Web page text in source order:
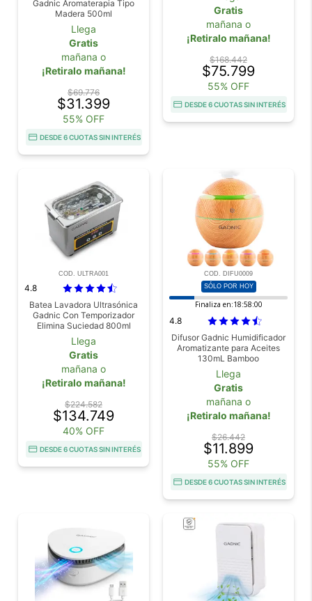
Gadnic Aromaterapia Tipo
Madera 500ml
Llega
Gratis
mañana o
¡Retiralo mañana!
$69.776
$31.399
55% OFF
DESDE 6 CUOTAS SIN INTERÉS
Gratis
mañana o
¡Retiralo mañana!
$168.442
$75.799
55% OFF
DESDE 6 CUOTAS SIN INTERÉS
COD. ULTRA001
4.8
Batea Lavadora Ultrasónica
Gadnic Con Temporizador
Elimina Suciedad 800ml
Llega
Gratis
mañana o
¡Retiralo mañana!
$224.582
$134.749
40% OFF
DESDE 6 CUOTAS SIN INTERÉS
COD. DIFU0009
SÓLO POR HOY
Finaliza en:18:57:59
4.8
Difusor Gadnic Humidificador
Aromatizante para Aceites
130mL Bamboo
Llega
Gratis
mañana o
¡Retiralo mañana!
$26.442
$11.899
55% OFF
DESDE 6 CUOTAS SIN INTERÉS